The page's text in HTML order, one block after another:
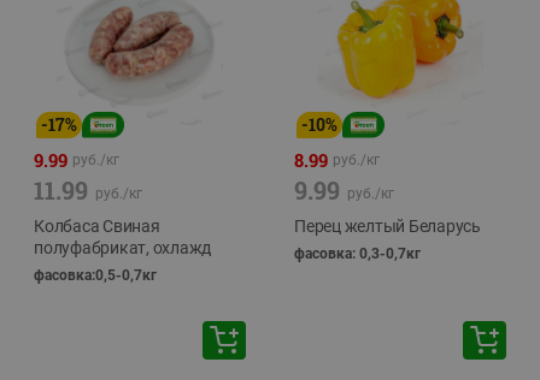
-17%
9.99 руб./кг
11.99 руб./кг
Колбаса Свиная
полуфабрикат, охлажд
фасовка:0,5-0,7кг
-10%
8.99 руб./кг
9.99 руб./кг
Перец желтый Беларусь
фасовка: 0,3-0,7кг